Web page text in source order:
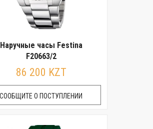
Наручные часы Festina
F20663/2
86 200 KZT
СООБЩИТЕ О ПОСТУПЛЕНИИ